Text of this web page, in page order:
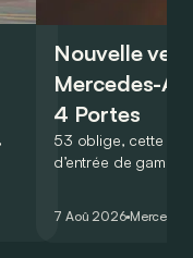
Nouvelle
Mercedes-
4 Portes
53 oblige, cette
d’entrée de
moins…
7 Aoû 2026 Mercedes